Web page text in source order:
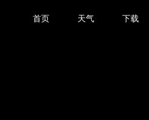
首页 天气 下载